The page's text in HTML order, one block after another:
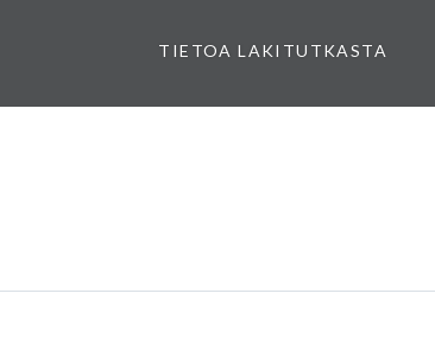
TIETOA LAKITUTKASTA